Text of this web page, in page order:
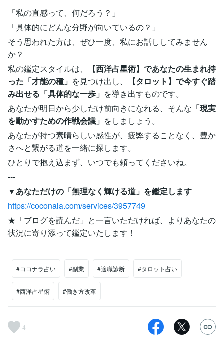
「私の直感って、何だろう？」
「具体的にどんな分野が向いているの？」
そう思われた方は、ぜひ一度、私にお話ししてみません
か？
私の鑑定スタイルは、
【西洋占星術】であなたの生まれ持
った「才能の種」 を見つけ出し、
【タロット】で今すぐ踏
み出せる「具体的な一歩」 を導き出すものです。
あなたが明日から少しだけ前向きになれる、そんな 「現実
を動かすための作戦会議」 をしましょう。
あなたが持つ素晴らしい感性が、疲弊することなく、豊か
さへと繋がる道を一緒に探します。
ひとりで抱え込まず、いつでも頼ってくださいね。
---
▼あなただけの「無理なく輝ける道」を鑑定します
https://coconala.com/services/3957749
★「ブログを読んだ」と一言いただければ、よりあなたの
状況に寄り添って鑑定いたします！
#ココナラ占い #副業 #適職診断 #タロット占い
#西洋占星術 #働き方改革
4